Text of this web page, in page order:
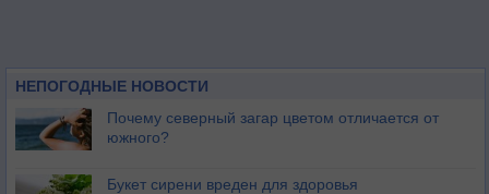
НЕПОГОДНЫЕ НОВОСТИ
Почему северный загар цветом отличается от
южного?
Букет сирени вреден для здоровья